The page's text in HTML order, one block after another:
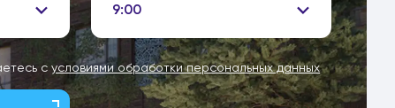
9:00
с условиями обработки персональных данных